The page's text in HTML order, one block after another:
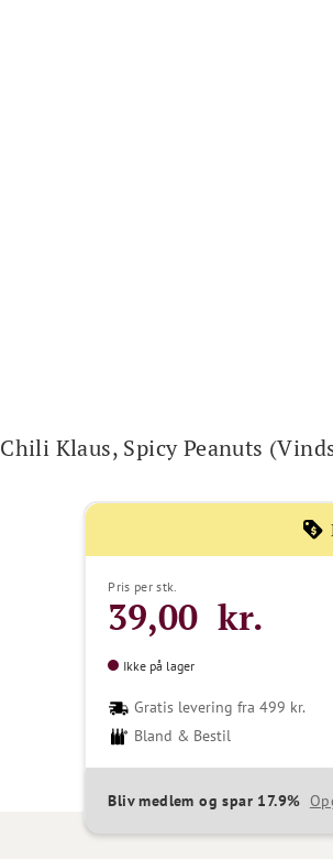
Chili Klaus, Spicy Peanuts
Pris per stk.
39,00 kr.
Gratis levering fra 499 kr.
Bland & Bestil
Ikke på lager
Bliv medlem og spar 17.9%